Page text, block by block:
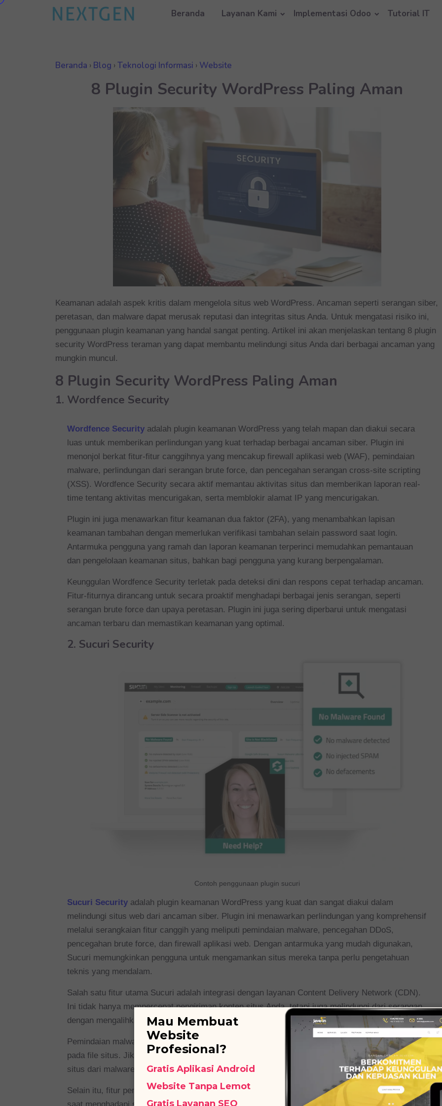
Beranda Layanan Kami Implementasi Odoo Tutorial IT
Beranda › Blog › Teknologi Informasi › Website
8 Plugin Security WordPress Paling Aman
Keamanan adalah aspek kritis dalam mengelola situs web WordPress. Ancaman seperti serangan siber,
peretasan, dan malware dapat merusak reputasi dan integritas situs Anda. Untuk mengatasi risiko ini,
penggunaan plugin keamanan yang handal sangat penting. Artikel ini akan menjelaskan tentang 8 plugin
security WordPress teraman yang dapat membantu melindungi situs Anda dari berbagai ancaman yang
mungkin muncul.
8 Plugin Security WordPress Paling Aman
1. Wordfence Security
Wordfence Security adalah plugin keamanan WordPress yang telah mapan dan diakui secara
luas untuk memberikan perlindungan yang kuat terhadap berbagai ancaman siber. Plugin ini
menonjol berkat fitur-fitur canggihnya yang mencakup firewall aplikasi web (WAF), pemindaian
malware, perlindungan dari serangan brute force, dan pencegahan serangan cross-site scripting
(XSS). Wordfence Security secara aktif memantau aktivitas situs dan memberikan laporan real-
time tentang aktivitas mencurigakan, serta memblokir alamat IP yang mencurigakan.
Plugin ini juga menawarkan fitur keamanan dua faktor (2FA), yang menambahkan lapisan
keamanan tambahan dengan memerlukan verifikasi tambahan selain password saat login.
Antarmuka pengguna yang ramah dan laporan keamanan terperinci memudahkan pemantauan
dan pengelolaan keamanan situs, bahkan bagi pengguna yang kurang berpengalaman.
Keunggulan Wordfence Security terletak pada deteksi dini dan respons cepat terhadap ancaman.
Fitur-fiturnya dirancang untuk secara proaktif menghadapi berbagai jenis serangan, seperti
serangan brute force dan upaya peretasan. Plugin ini juga sering diperbarui untuk mengatasi
ancaman terbaru dan memastikan keamanan yang optimal.
2. Sucuri Security
Contoh penggunaan plugin sucuri
Sucuri Security adalah plugin keamanan WordPress yang kuat dan sangat diakui dalam
melindungi situs web dari ancaman siber. Plugin ini menawarkan perlindungan yang komprehensif
melalui serangkaian fitur canggih yang meliputi pemindaian malware, pencegahan DDoS,
pencegahan brute force, dan firewall aplikasi web. Dengan antarmuka yang mudah digunakan,
Sucuri memungkinkan pengguna untuk mengamankan situs mereka tanpa perlu pengetahuan
teknis yang mendalam.
Salah satu fitur utama Sucuri adalah integrasi dengan layanan Content Delivery Network (CDN).
Ini tidak hanya mempercepat pengiriman konten situs Anda, tetapi juga melindungi dari serangan
dengan mengalihkan lalu lintas jahat.
Pemindaian malware secara berkala membantu mengidentifikasi potensi ancaman dan infeksi
pada file situs. Jika ditemukan, Sucuri memberikan laporan rinci dan membantu membersihkan
situs dari malware.
Selain itu, fitur pencegahan DDoS bertujuan untuk menjaga ketersediaan situs web Anda bahkan
Mau Membuat
Website
Profesional?
Gratis Aplikasi Android
Website Tanpa Lemot
Gratis Layanan SEO